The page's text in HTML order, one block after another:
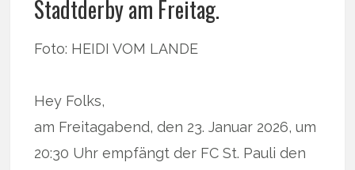
Stadtderby am Freitag.
Foto: HEIDI VOM LANDE
Hey Folks,
am Freitagabend, den 23. Januar 2026, um
20:30 Uhr empfängt der FC St. Pauli den